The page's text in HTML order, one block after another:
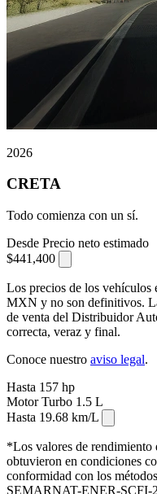
2026
CRETA
Todo comienza con un sí.
Desde Precio neto estimado
$441,400
Los precios de los vehículos
MXN y no son definitivos.
de venta del Distribuidor
correcta, veraz y final.
Conoce nuestro aviso legal.
Hasta 157 hp
Motor Turbo 1.5 L
Hasta 19.68 km/L
*Los valores de rendimiento
obtuvieron en condiciones
conformidad con los
SEMARNAT-ENER-SCFI-